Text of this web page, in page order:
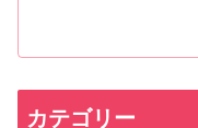
カテゴリー